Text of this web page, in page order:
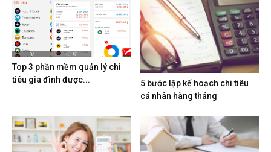
Top 3 phần mềm quản lý chi
tiêu gia đình được...
5 bước lập kế hoạch chi tiêu
cá nhân hàng tháng